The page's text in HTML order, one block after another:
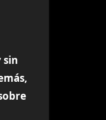
sin